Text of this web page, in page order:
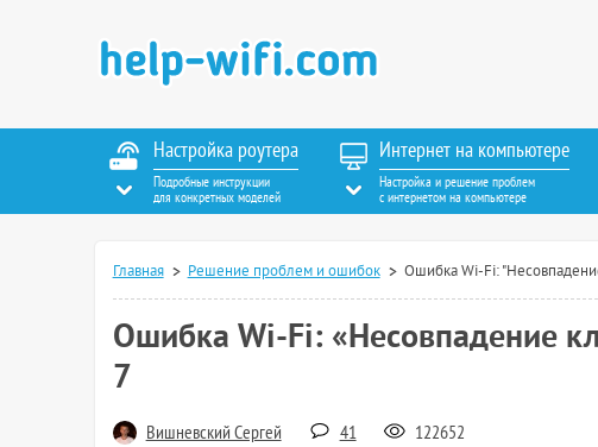
Настройка роутера
Подробные инструкции
для конкретных моделей
Интернет на компьютере
Настройка и решение проблем
с интернетом на компьютере
Главная Решение проблем и ошибок Ошибка Wi-Fi:
Ошибка Wi-Fi: «Несовпадение
7
Вишневский Сергей 41 122652